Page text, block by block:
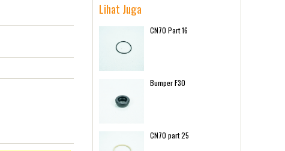
Lihat Juga
CN70 Part 16
Bumper F30
CN70 part 25